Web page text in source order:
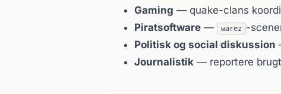
Gaming — quake-clans
Piratsoftware — warez
-
Politisk og social diskussion
Journalistik — reportere